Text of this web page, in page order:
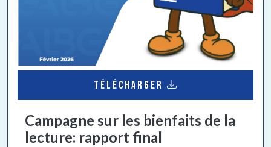
TÉLÉCHARGER
Campagne sur les bienfaits de la
lecture: rapport final